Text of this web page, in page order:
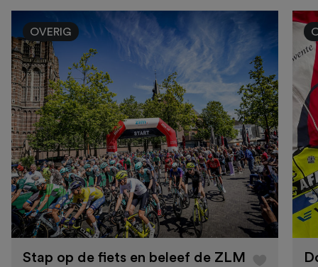
OVERIG
Stap op de fiets en beleef de ZLM